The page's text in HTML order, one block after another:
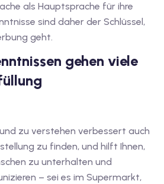
als Hauptsprache für ihre
sind daher der Schlüssel,
geht.
gehen viele
zu verstehen verbessert auch
zu finden, und hilft Ihnen,
zu unterhalten und
– sei es im Supermarkt,